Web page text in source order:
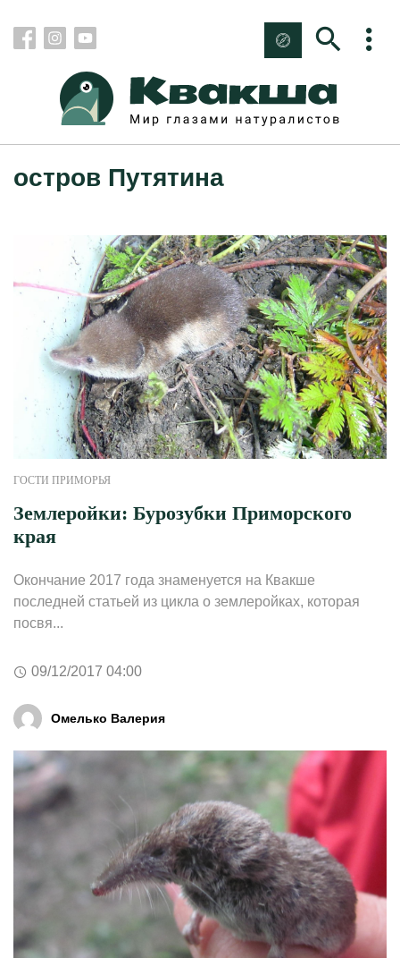
остров Путятина
ГОСТИ ПРИМОРЬЯ
Землеройки: Бурозубки Приморского
края
Окончание 2017 года знаменуется на Квакше
последней статьей из цикла о землеройках, которая
посвя...
09/12/2017 04:00
Омелько Валерия